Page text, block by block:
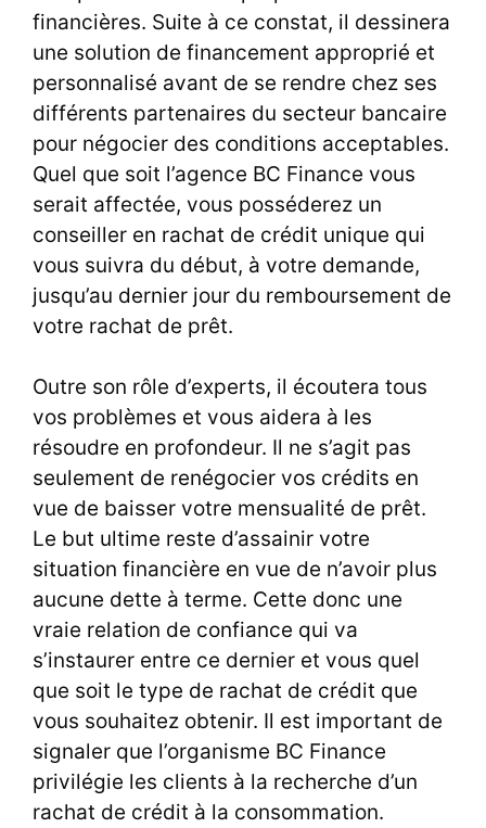
financières. Suite à ce constat, il dessinera
une solution de financement approprié et
personnalisé avant de se rendre chez ses
différents partenaires du secteur bancaire
pour négocier des conditions acceptables.
Quel que soit l’agence BC Finance vous
serait affectée, vous posséderez un
conseiller en rachat de crédit unique qui
vous suivra du début, à votre demande,
jusqu’au dernier jour du remboursement de
votre rachat de prêt.
Outre son rôle d’experts, il écoutera tous
vos problèmes et vous aidera à les
résoudre en profondeur. Il ne s’agit pas
seulement de renégocier vos crédits en
vue de baisser votre mensualité de prêt.
Le but ultime reste d’assainir votre
situation financière en vue de n’avoir plus
aucune dette à terme. Cette donc une
vraie relation de confiance qui va
s’instaurer entre ce dernier et vous quel
que soit le type de rachat de crédit que
vous souhaitez obtenir. Il est important de
signaler que l’organisme BC Finance
privilégie les clients à la recherche d’un
rachat de crédit à la consommation.